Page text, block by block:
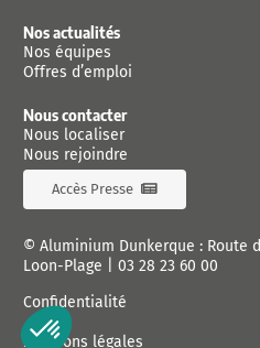
Nos actualités
Nos équipes
Offres d’emploi
Nous contacter
Nous localiser
Nous rejoindre
Accès Presse
© Aluminium Dunkerque : Route
Loon-Plage | 03 28 23 60 00
Confidentialité
Mentions légales